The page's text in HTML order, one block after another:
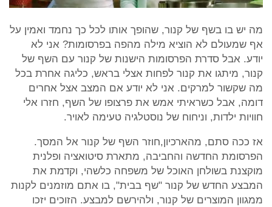
מה יש בו בשף של קנור, שהופך אותו לכל כך נחמד ואמין על
אף שמעולם לא הוציא מילה מהפה בפרסומות? אני לא
יודע. אבל סדרת הפרסומות הישנות של קנור עם השף של
קנור, מיתגו את קנור לפחות אצלי בראש, כליגה אחרת בכל
מה שקשור למרקים. אני לא יודע אם המצב אצל אחרים
דומה, אבל כשראיתי אמש את פרצופו של השף, חזרו אלי
חוויות ילדות, וניחוח של נוסטלגיה טעימה לאויר.
אז ככה סתם, מהארכיון,חוזר השף של קנור אל המסך.
הפרסומת החדשה והחביבה, מתארת סיטואציה ופלנית
מוקצנת בשולחן האוכל של משפחה כלשהי, וקדמת את
המבצע החדש של קנור "שף בבית", בו אתם מוזמנים לקנות
ממגוון המוצרים של קנור, ולהירשם למבצע. הזוכים יזכו